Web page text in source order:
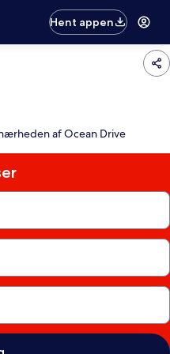
Hent appen
af Ocean Drive